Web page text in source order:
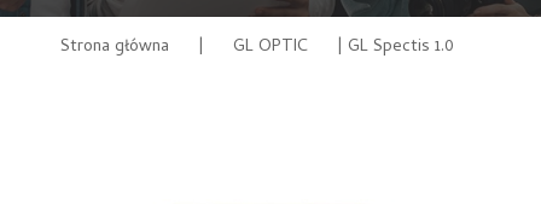
Strona główna | GL OPTIC | GL Spectis 1.0